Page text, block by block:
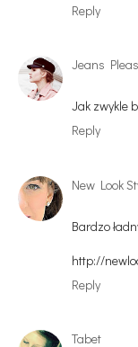
Reply
Jeans
Jak zwykle
Reply
New Look
Bardzo
http://
Reply
Tabet